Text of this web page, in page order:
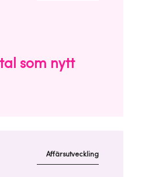
som nytt
Affärsutveckling